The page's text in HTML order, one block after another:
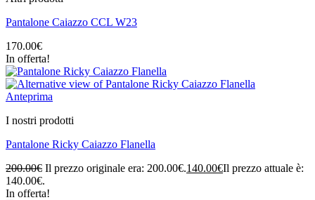
Pantalone Caiazzo CCL W23
170.00€
In offerta!
Anteprima
I nostri prodotti
Pantalone Ricky Caiazzo Flanella
200.00€ Il prezzo originale era: 200.00€.140.00€Il prezzo attuale è:
140.00€.
In offerta!